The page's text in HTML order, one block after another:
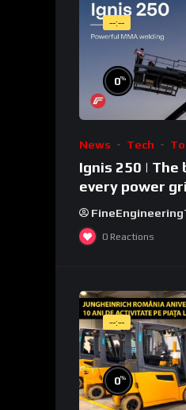
--:--
0%
News Tech
Ignis 250 |
every power
0 Reactions
--:--
0%